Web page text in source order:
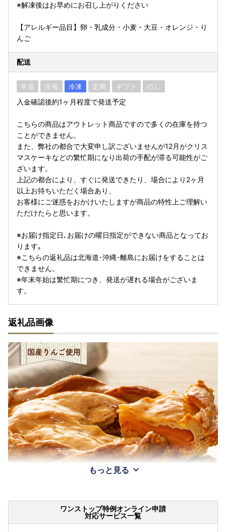
※解凍後はお早めにお召し上がりください
【アレルギー品目】卵・乳成分・小麦・大豆・オレンジ・り
んご
配送
常温 冷蔵 冷凍 定期 ギフト のし
入金確認後約1ヶ月程度で発送予定
こちらの商品はアウトレット商品ですので多くの在庫を持つ
ことができません。
また、弊社の都合で大変申し訳ございませんが12月がクリス
マスケーキなどの繁忙期になり出荷の手配が滞る可能性がご
ざいます。
上記の都合により、すぐに発送できたり、場合により2ヶ月
以上お待ちいただく場合あり、
お客様にご迷惑をおかけいたしますが商品の特性上ご理解い
ただけたらと思います。
※お届け指定日､お届けの曜日指定ができない商品となってお
ります｡
※こちらの返礼品は北海道･沖縄･離島にお届けをすることは
できません。
※年末年始は繁忙期につき、発送が遅れる場合がございま
す。
返礼品画像
もっと見る
ワンストップ特例オンライン申請
対応サービス一覧